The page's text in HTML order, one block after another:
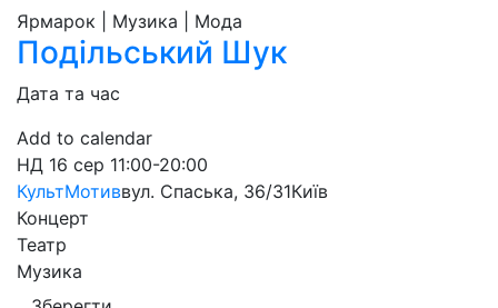
Ярмарок | Музика | Мода
Подільський Шук
Дата та час
Add to calendar
НД 16 сер 11:00-20:00
КультМотиввул. Спаська, 36/31Київ
Концерт
Театр
Музика